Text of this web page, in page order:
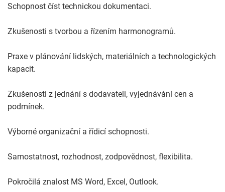
Schopnost číst technickou dokumentaci.
Zkušenosti s tvorbou a řízením harmonogramů.
Praxe v plánování lidských, materiálních a technologických
kapacit.
Zkušenosti z jednání s dodavateli, vyjednávání cen a
podmínek.
Výborné organizační a řídicí schopnosti.
Samostatnost, rozhodnost, zodpovědnost, flexibilita.
Pokročilá znalost MS Word, Excel, Outlook.